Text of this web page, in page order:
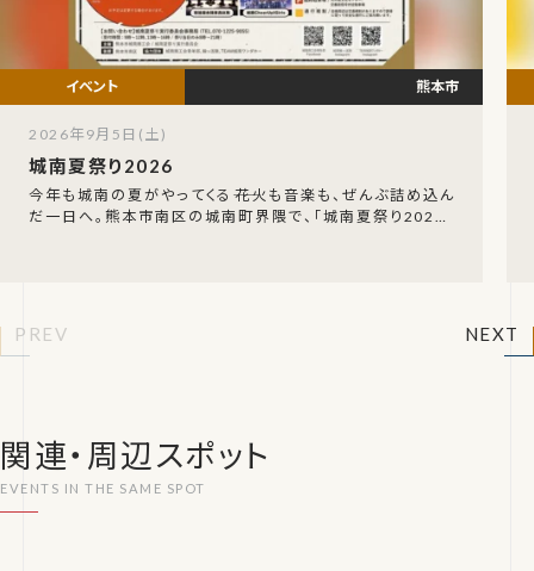
城南夏祭り2026
今年も城南の夏がやってくる――花火も音楽も、ぜんぶ詰め込ん
だ一日へ。熊本市南区の城南町界隈で、「城南夏祭り2026」
熊本市
2026年9月5日(土)
PREV NEXT
関連・周辺スポット